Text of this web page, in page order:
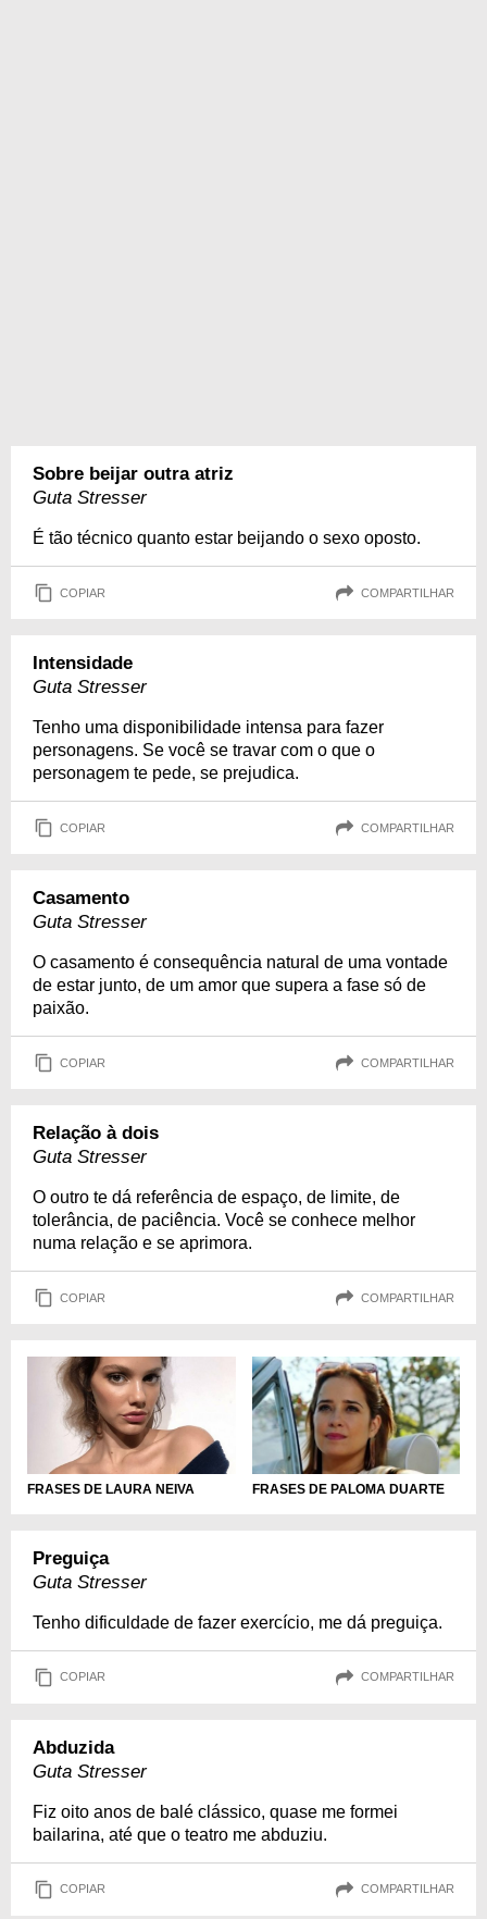
Sobre beijar outra atriz
Guta Stresser
É tão técnico quanto estar beijando o sexo oposto.
COPIAR COMPARTILHAR
Intensidade
Guta Stresser
Tenho uma disponibilidade intensa para fazer
personagens. Se você se travar com o que o
personagem te pede, se prejudica.
COPIAR COMPARTILHAR
Casamento
Guta Stresser
O casamento é consequência natural de uma vontade
de estar junto, de um amor que supera a fase só de
paixão.
COPIAR COMPARTILHAR
Relação à dois
Guta Stresser
O outro te dá referência de espaço, de limite, de
tolerância, de paciência. Você se conhece melhor
numa relação e se aprimora.
COPIAR COMPARTILHAR
FRASES DE LAURA NEIVA FRASES DE PALOMA DUARTE
Preguiça
Guta Stresser
Tenho dificuldade de fazer exercício, me dá preguiça.
COPIAR COMPARTILHAR
Abduzida
Guta Stresser
Fiz oito anos de balé clássico, quase me formei
bailarina, até que o teatro me abduziu.
COPIAR COMPARTILHAR